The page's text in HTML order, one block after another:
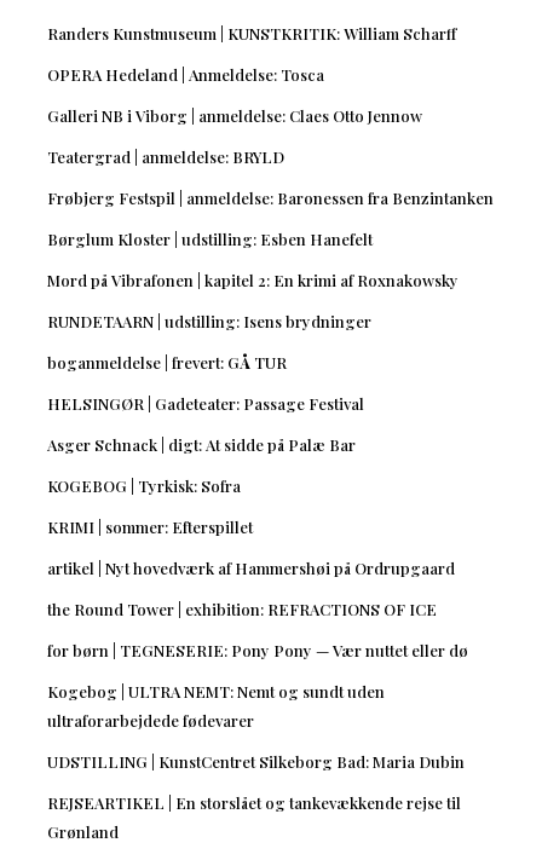
Randers Kunstmuseum | KUNSTKRITIK: William Scharff
OPERA Hedeland | Anmeldelse: Tosca
Galleri NB i Viborg | anmeldelse: Claes Otto Jennow
Teatergrad | anmeldelse: BRYLD
Frøbjerg Festspil | anmeldelse: Baronessen fra Benzintanken
Børglum Kloster | udstilling: Esben Hanefelt
Mord på Vibrafonen | kapitel 2: En krimi af Roxnakowsky
RUNDETAARN | udstilling: Isens brydninger
boganmeldelse | frevert: GÅ TUR
HELSINGØR | Gadeteater: Passage Festival
Asger Schnack | digt: At sidde på Palæ Bar
KOGEBOG | Tyrkisk: Sofra
KRIMI | sommer: Efterspillet
artikel | Nyt hovedværk af Hammershøi på Ordrupgaard
the Round Tower | exhibition: REFRACTIONS OF ICE
for børn | TEGNESERIE: Pony Pony — Vær nuttet eller dø
Kogebog | ULTRA NEMT: Nemt og sundt uden
ultraforarbejdede fødevarer
UDSTILLING | KunstCentret Silkeborg Bad: Maria Dubin
REJSEARTIKEL | En storslået og tankevækkende rejse til
Grønland